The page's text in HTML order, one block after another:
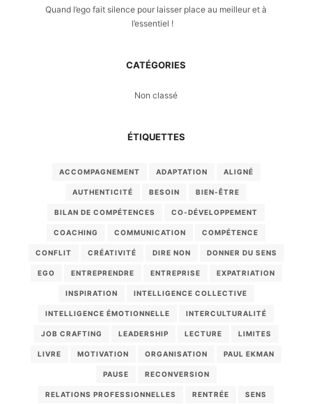
Quand l’ego fait silence pour laisser place au meilleur et à
l’essentiel !
CATÉGORIES
Non classé
ÉTIQUETTES
ACCOMPAGNEMENT ADAPTATION ALIGNÉ
AUTHENTICITÉ BESOIN BIEN-ÊTRE
BILAN DE COMPÉTENCES CO-DÉVELOPPEMENT
COACHING COMMUNICATION COMPÉTENCE
CONFLIT CRÉATIVITÉ DIRE NON DONNER DU SENS
EGO ENTREPRENDRE ENTREPRISE EXPATRIATION
INSPIRATION INTELLIGENCE COLLECTIVE
INTELLIGENCE ÉMOTIONNELLE INTERCULTURALITÉ
JOB CRAFTING LEADERSHIP LECTURE LIMITES
LIVRE MOTIVATION ORGANISATION PAUL EKMAN
PAUSE RECONVERSION
RELATIONS PROFESSIONNELLES RENTRÉE SENS